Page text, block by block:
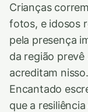
Crianças
fotos, e idosos
pela presença
da região
acreditam
Encantado
que a